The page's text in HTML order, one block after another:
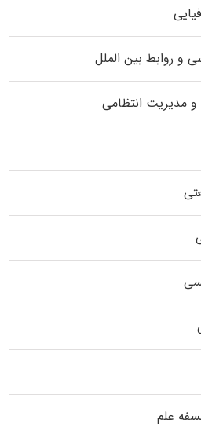
و روابط بین الملل
مدیریت انتظامی
علم